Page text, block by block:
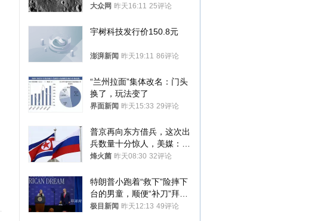
径约30米撞击坑
大众网 昨天16:11 25评论
宇树科技发行价150.8元
澎湃新闻 昨天19:11 86评论
“兰州拉面”集体改名：门头
换了，玩法变了
界面新闻 昨天15:33 29评论
普京再向东方借兵，这次出
兵数量十分惊人，美媒：俄
朝要动真格？
烽火菌 昨天08:30 32评论
特朗普小跑着“救下”险摔下
台的男童，顺便“补刀”拜
登：“我可不想他像拜登一
极目新闻 昨天12:13 49评论